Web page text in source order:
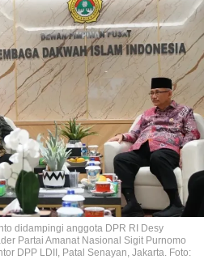
didampingi anggota DPR RI Desy
Partai Amanat Nasional Sigit Purnomo
DPP LDII, Patal Senayan, Jakarta. Foto: